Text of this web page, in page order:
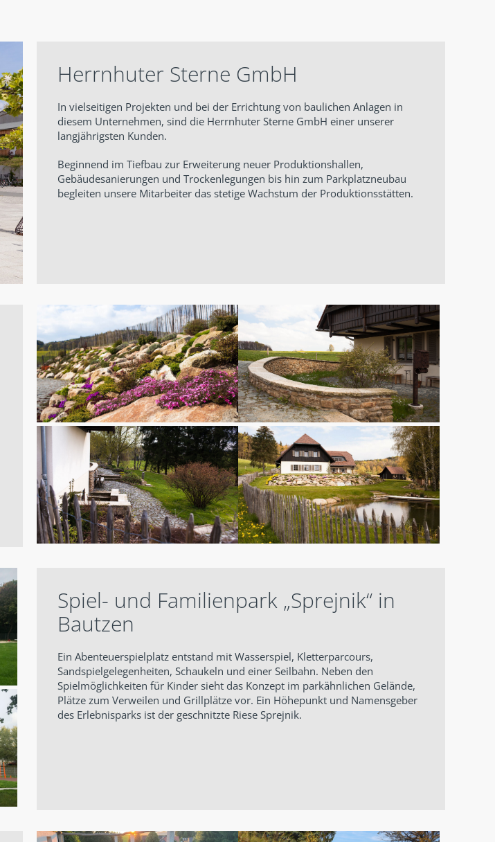
Herrnhuter Sterne GmbH
In vielseitigen Projekten und bei der Errichtung von baulichen Anlagen in
diesem Unternehmen, sind die Herrnhuter Sterne GmbH einer unserer
langjährigsten Kunden.
Beginnend im Tiefbau zur Erweiterung neuer Produktionshallen,
Gebäudesanierungen und Trockenlegungen bis hin zum Parkplatzneubau
begleiten unsere Mitarbeiter das stetige Wachstum der Produktionsstätten.
Spiel- und Familienpark „Sprejnik“ in
Bautzen
Ein Abenteuerspielplatz entstand mit Wasserspiel, Kletterparcours,
Sandspielgelegenheiten, Schaukeln und einer Seilbahn. Neben den
Spielmöglichkeiten für Kinder sieht das Konzept im parkähnlichen Gelände,
Plätze zum Verweilen und Grillplätze vor. Ein Höhepunkt und Namensgeber
des Erlebnisparks ist der geschnitzte Riese Sprejnik.